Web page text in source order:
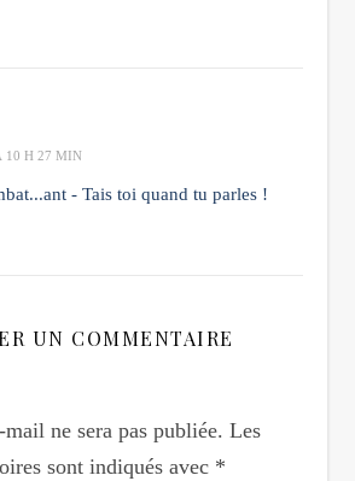
10 H 27 MIN
- Tais toi quand tu parles !
UN COMMENTAIRE
mail ne sera pas publiée. Les
sont indiqués avec *